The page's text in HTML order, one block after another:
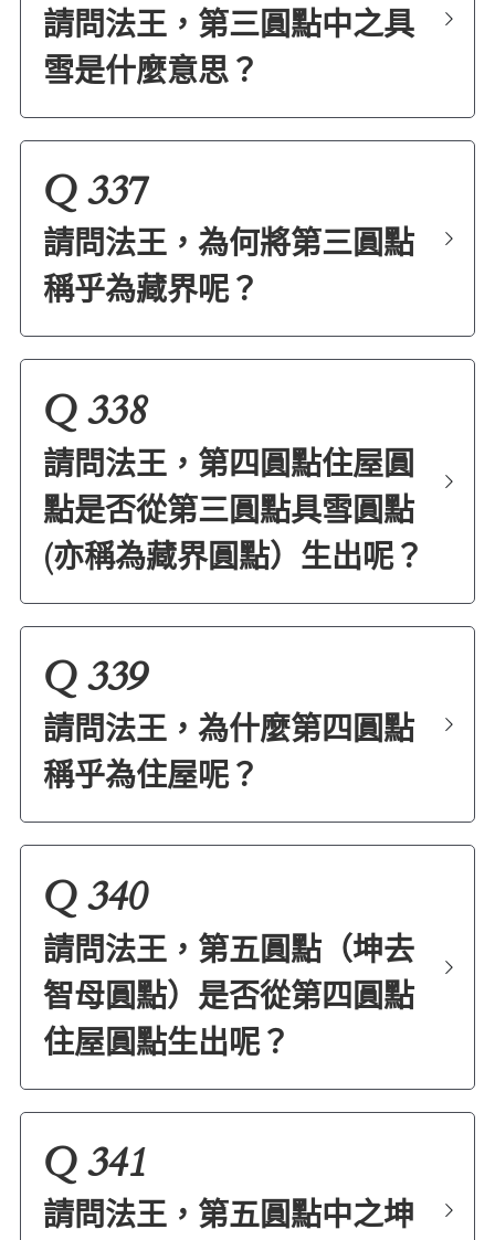
請問法王，第三圓點中之具
雪是什麼意思？
Q 337
請問法王，為何將第三圓點
稱乎為藏界呢？
Q 338
請問法王，第四圓點住屋圓
點是否從第三圓點具雪圓點
(亦稱為藏界圓點）生出呢？
Q 339
請問法王，為什麼第四圓點
稱乎為住屋呢？
Q 340
請問法王，第五圓點（坤去
智母圓點）是否從第四圓點
住屋圓點生出呢？
Q 341
請問法王，第五圓點中之坤